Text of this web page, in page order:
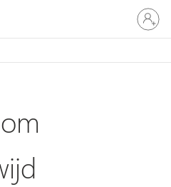
Meld
je
aan
je